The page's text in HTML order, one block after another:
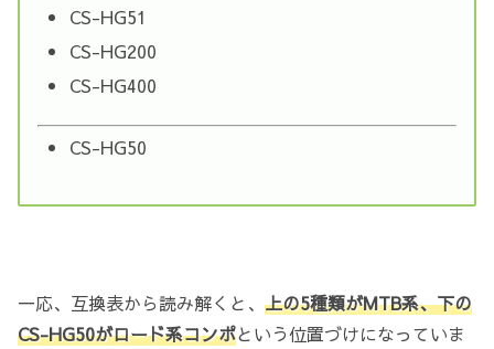
CS-HG51
CS-HG200
CS-HG400
CS-HG50
一応、互換表から読み解くと、 上の5種類がMTB系、下の
CS-HG50がロード系コンポという位置づけになっていま